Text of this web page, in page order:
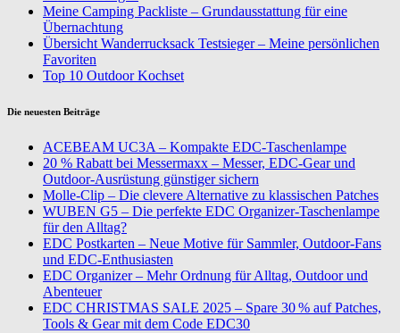
Meine Camping Packliste – Grundausstattung für eine
Übernachtung
Übersicht Wanderrucksack Testsieger – Meine persönlichen
Favoriten
Top 10 Outdoor Kochset
Die neuesten Beiträge
ACEBEAM UC3A – Kompakte EDC-Taschenlampe
20 % Rabatt bei Messermaxx – Messer, EDC-Gear und
Outdoor-Ausrüstung günstiger sichern
Molle-Clip – Die clevere Alternative zu klassischen Patches
WUBEN G5 – Die perfekte EDC Organizer-Taschenlampe
für den Alltag?
EDC Postkarten – Neue Motive für Sammler, Outdoor-Fans
und EDC-Enthusiasten
EDC Organizer – Mehr Ordnung für Alltag, Outdoor und
Abenteuer
EDC CHRISTMAS SALE 2025 – Spare 30 % auf Patches,
Tools & Gear mit dem Code EDC30